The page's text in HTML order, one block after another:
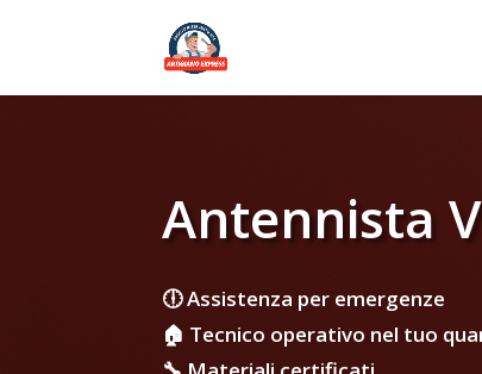
Antennista
🕕 Assistenza per emergenze
🏠 Tecnico operativo nel tuo